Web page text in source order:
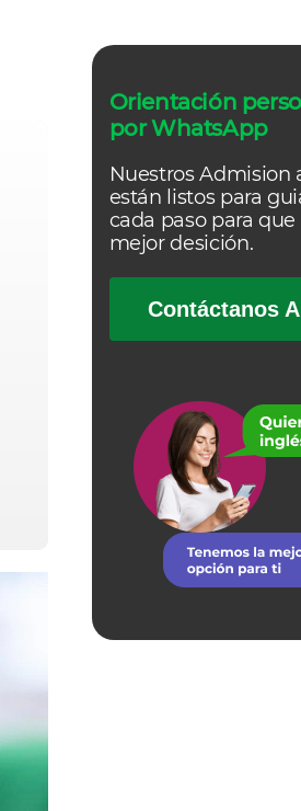
Orientación
por WhatsApp
Nuestros Admision
están listos para
cada paso para
mejor desición.
Contáctanos